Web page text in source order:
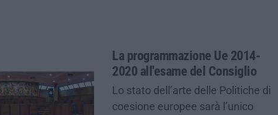
La programmazione Ue 2014-
2020 all'esame del Consiglio
Lo stato dell’arte delle Politiche di
coesione europee sarà l’unico